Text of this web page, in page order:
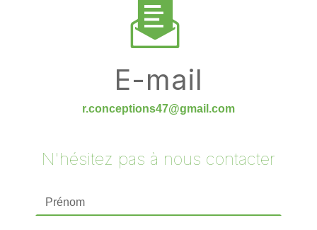
E-mail
r.conceptions47@gmail.com
N'hésitez pas à nous contacter